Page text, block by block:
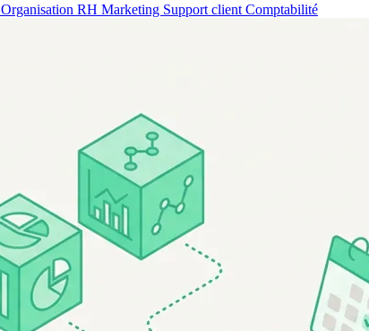
Organisation RH Marketing Support client Comptabilité